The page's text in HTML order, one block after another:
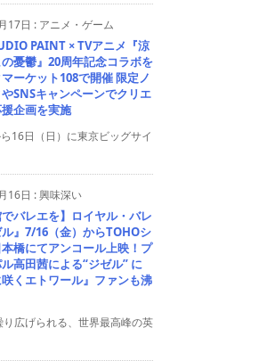
17日 : アニメ・ゲーム
PAINT × TVアニメ『涼
憂鬱』20周年記念コラボを
ーケット108で開催 限定ノ
SNSキャンペーンでクリエ
企画を実施
16日（日）に東京ビッグサイ
16日 :興味深い
でバレエを】ロイヤル・バレ
』7/16（金）からTOHOシ
橋にてアンコール上映！プ
高田茜による“ジゼル” に
咲くエトワール』ファンも沸
広げられる、世界最高峰の英